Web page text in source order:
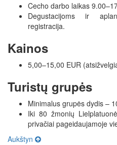
Cecho darbo laikas
Degustacijoms ir
registracija.
Kainos
5,00–15,00 EUR
Turistų grupės
Minimalus grupės dydis –
Iki 80 žmonių
privačiai pageidaujamoje
Aukštyn